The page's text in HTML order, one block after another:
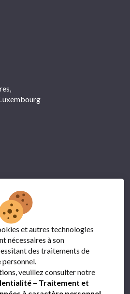
du
et autres technologies
nécessaires à son
des traitements de
personnel.
veuillez consulter notre
– Traitement et